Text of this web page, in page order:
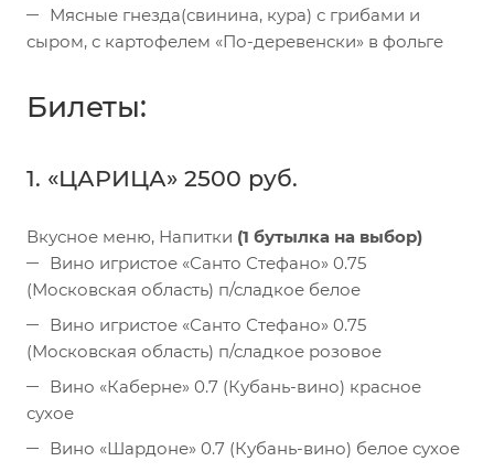
Мясные гнезда(свинина, кура) с грибами и
сыром, с картофелем «По-деревенски» в фольге
Билеты:
1. «ЦАРИЦА» 2500 руб.
Вкусное меню, Напитки (1 бутылка на выбор)
Вино игристое «Санто Стефано» 0.75
(Московская область) п/сладкое белое
Вино игристое «Санто Стефано» 0.75
(Московская область) п/сладкое розовое
Вино «Каберне» 0.7 (Кубань-вино) красное
сухое
Вино «Шардоне» 0.7 (Кубань-вино) белое сухое